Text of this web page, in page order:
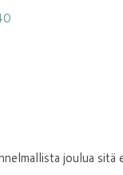
joulua sitä